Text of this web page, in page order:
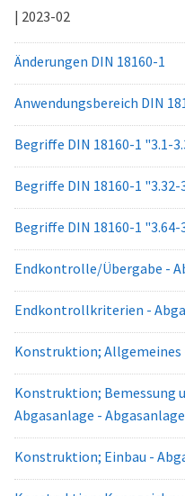
| 2023-02
Änderungen DIN 18160-1
Anwendungsbereich DIN
Begriffe DIN 18160-1 "3.1-
Begriffe DIN 18160-1 "3.32-
Begriffe DIN 18160-1 "3.64-
Endkontrolle/Übergabe -
Endkontrollkriterien -
Konstruktion; Allgemeines
Konstruktion; Bemessung
Abgasanlage -
Konstruktion; Einbau -